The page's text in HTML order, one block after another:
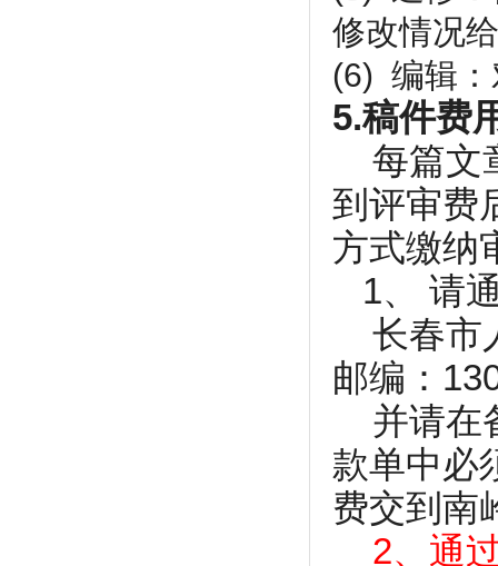
修改情况
(6) 编辑：
5.稿件费
每篇文
到评审费
方式缴纳
1、 请
长春市
邮编：
并请在
款单中必
费交到南
2、通